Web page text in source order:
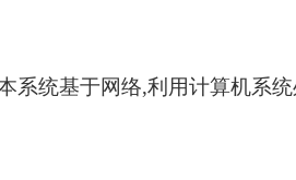
系统基于网络,利用计算机系